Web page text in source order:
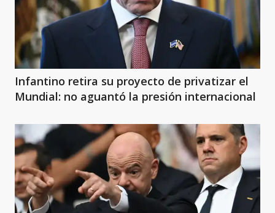
Infantino retira su proyecto de privatizar el
Mundial: no aguantó la presión internacional